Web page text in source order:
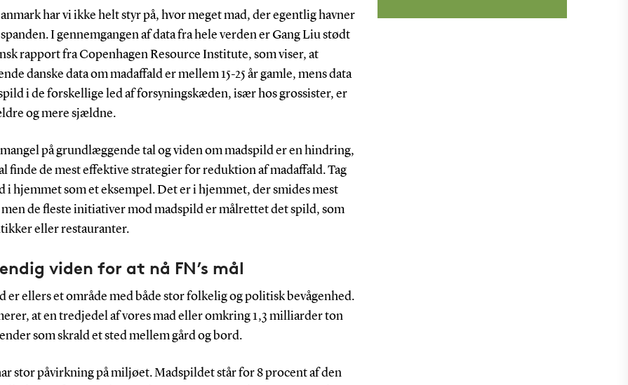
har vi ikke helt styr på, hvor meget mad, der egentlig havner
I gennemgangen af data fra hele verden er Gang Liu stødt
rapport fra Copenhagen Resource Institute, som viser, at
danske data om madaffald er mellem 15-25 år gamle, mens data
i de forskellige led af forsyningskæden, især hos grossister, er
og mere sjældne.
på grundlæggende tal og viden om madspild er en hindring,
finde de mest effektive strategier for reduktion af madaffald. Tag
i hjemmet som et eksempel. Det er i hjemmet, der smides mest
men de fleste initiativer mod madspild er målrettet det spild, som
eller restauranter.
viden for at nå FN’s mål
er ellers et område med både stor folkelig og politisk bevågenhed.
at en tredjedel af vores mad eller omkring 1,3 milliarder ton
som skrald et sted mellem gård og bord.
stor påvirkning på miljøet. Madspildet står for 8 procent af den